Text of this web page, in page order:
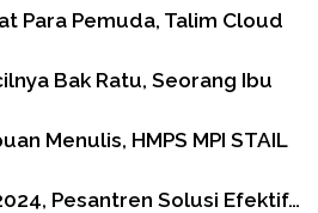
Para Pemuda, Talim Cloud
Bak Ratu, Seorang Ibu
Menulis, HMPS MPI STAIL
Pesantren Solusi Efektif…